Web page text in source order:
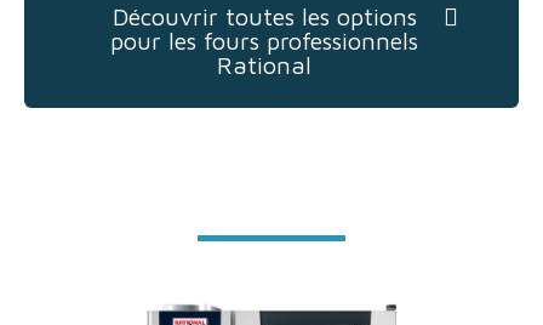
Découvrir toutes les options
pour les fours professionnels
Rational